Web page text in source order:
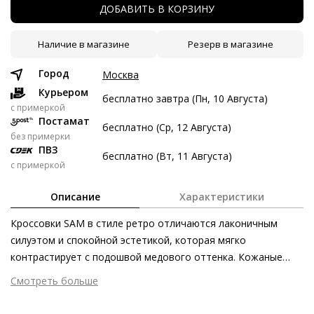
9 авг
23 авг
6 сен
20 сен
Долями
Разделите стоимость покупки
Заплатите сейчас только часть, а оставшееся будем
списывать каждые две недели
6 497 ₽ сейчас
Затем по 6 497 ₽ раз в 2 недели
ДОБАВИТЬ В КОРЗИНУ
Наличие в магазине Резерв в магазине
Город
Москва
Курьером
c примеркой
бесплатно завтра (Пн, 10 Августа)
Постамат
без примерки
бесплатно (Ср, 12 Августа)
ПВЗ
с примеркой
бесплатно (Вт, 11 Августа)
Описание Характеристики
Кроссовки SAM в стиле ретро отличаются лаконичным
силуэтом и спокойной эстетикой, которая мягко
контрастирует с подошвой медового оттенка. Кожаные
вставки в носочной части и в области пятки подчёркивают
элегантность и любовь к деталям, с которой выполнены
Смотреть больше